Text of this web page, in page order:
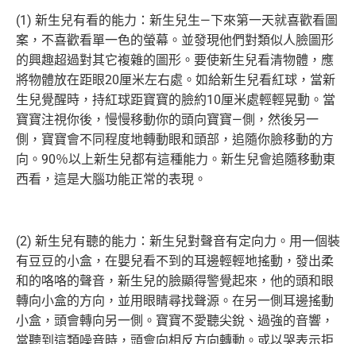
(1) 新生兒有看的能力：新生兒生—下來第一天就喜歡看圖
案，不喜歡看單一色的螢幕。並發現他們對類似人臉圖形
的興趣超過對其它複雜的圖形。要使新生兒看清物體，應
將物體放在距眼20厘米左右處。如給新生兒看紅球，當新
生兒覺醒時，持紅球距寶寶的臉約10厘米處輕輕晃動。當
寶寶注視你後，慢慢移動你的頭向寶寶—側，然後另一
側，寶寶會不同程度地轉動眼和頭部，追隨你臉移動的方
向。90％以上新生兒都有這種能力。新生兒會追隨移動東
西看，這是大腦功能正常的表現。
(2) 新生兒有聽的能力：新生兒對聲音有定向力。用一個裝
有豆豆的小盒，在嬰兒看不到的耳邊輕輕地搖動，發出柔
和的咯咯的聲音，新生兒的臉顯得警覺起來，他的頭和眼
轉向小盒的方向，並用眼睛尋找聲源。在另一側耳邊搖動
小盒，頭會轉向另一側。寶寶不愛聽尖銳、過強的音響，
當聽到這類噪音時，頭會向相反方向轉動。或以哭表示拒